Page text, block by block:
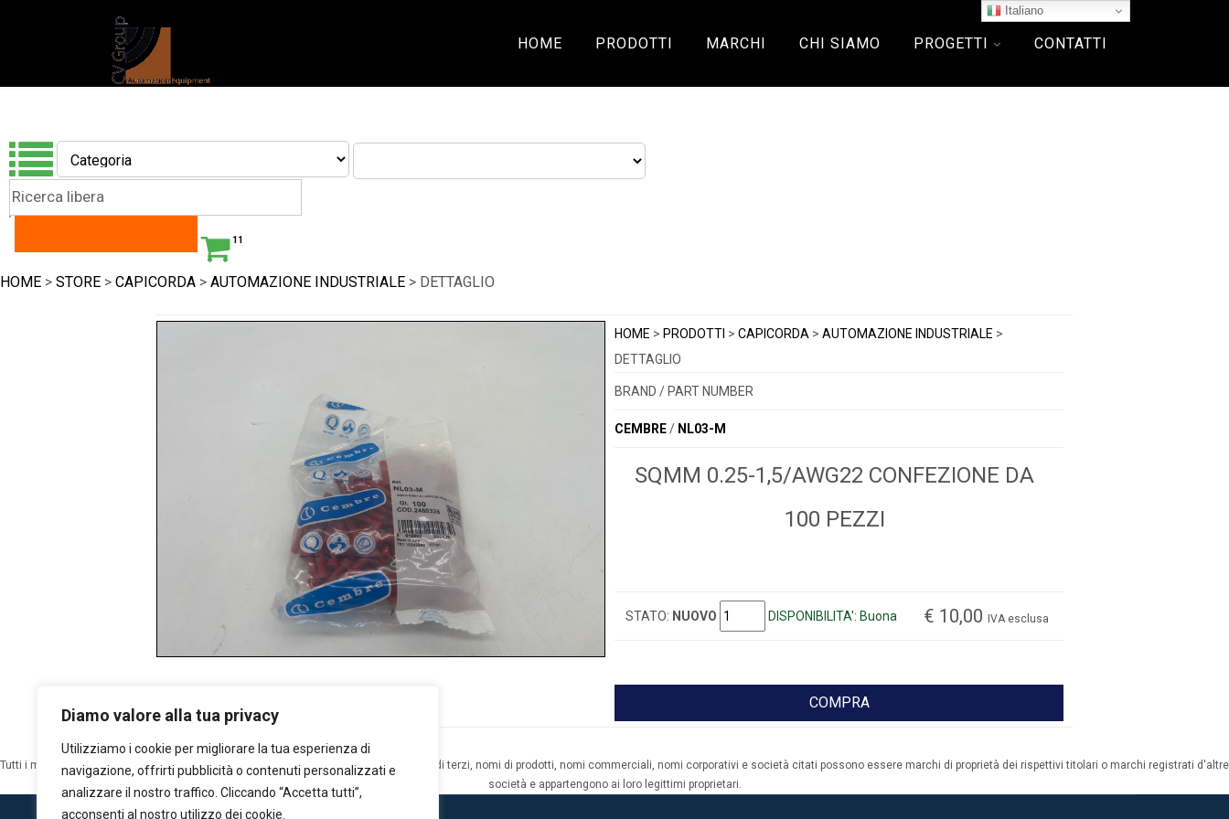
Diamo valore alla tua privacy
Utilizziamo i cookie per migliorare la tua esperienza di
navigazione, offrirti pubblicità o contenuti personalizzati e
analizzare il nostro traffico. Cliccando “Accetta tutti”,
acconsenti al nostro utilizzo dei cookie.
HOME PRODOTTI MARCHI CHI SIAMO PROGETTI CONTATTI
11
HOME > STORE > CAPICORDA > AUTOMAZIONE INDUSTRIALE > DETTAGLIO
HOME > PRODOTTI > CAPICORDA > AUTOMAZIONE INDUSTRIALE >
DETTAGLIO
BRAND / PART NUMBER
CEMBRE/ NL03-M
SQMM 0.25-1,5/AWG22 CONFEZIONE DA
100 PEZZI
STATO: NUOVO DISPONIBILITA': Buona € 10,00 IVA esclusa
COMPRA
Tutti i marchi qui esposti sono di proprietà dei rispettivi detentori dei copyright: marchi di terzi, nomi di prodotti, nomi commerciali, nomi corporativi e società citati possono essere marchi di proprietà dei rispettivi titolari o marchi registrati d'altre
società e appartengono ai loro legittimi proprietari.
Italiano